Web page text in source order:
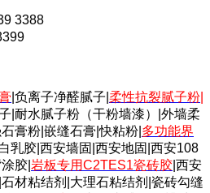
3388
|负离子净醛腻子| 柔性抗裂腻子粉
|耐水腻子粉（干粉墙漆）|外墙柔
膏粉|嵌缝石膏|快粘粉| 多功能界
乳胶|西安墙固|西安地固|西安108
胶| 岩板专用C2TES1瓷砖胶 |西安
材粘结剂|大理石粘结剂|瓷砖勾缝